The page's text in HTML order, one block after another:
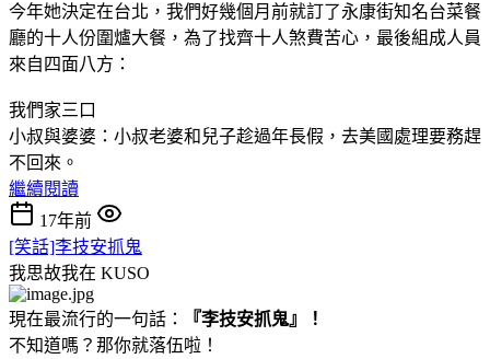
今年她決定在台北，我們好幾個月前就訂了永康街知名台菜餐
廳的十人份圍爐大餐，為了找齊十人煞費苦心，最後組成人員
來自四面八方：
我們家三口
小叔與婆婆：小叔老婆和兒子趁過年長假，去美國處理要務趕
不回來。
繼續閱讀
17年前
[笑話]李技安抓鬼
我思故我在 KUSO
現在最流行的一句話：
『李技安抓鬼』！
不知道嗎？那你就落伍啦！